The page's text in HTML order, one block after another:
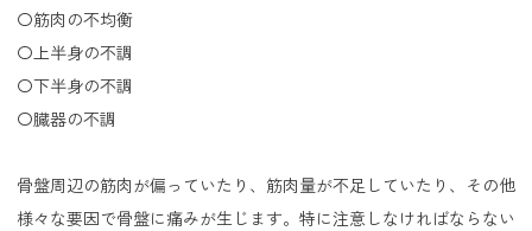
〇筋肉の不均衡
〇上半身の不調
〇下半身の不調
〇臓器の不調
骨盤周辺の筋肉が偏っていたり、筋肉量が不足していたり、その他
様々な要因で骨盤に痛みが生じます。特に注意しなければならない